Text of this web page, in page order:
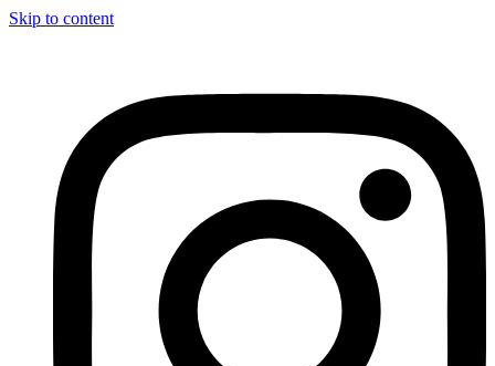
Skip to content